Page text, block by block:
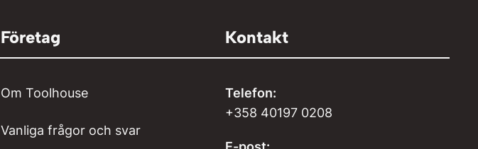
Företag
Om Toolhouse
Vanliga frågor och svar
Kontakt
Telefon:
+358 40197 0208